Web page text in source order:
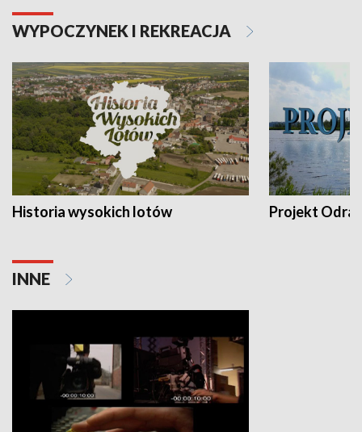
WYPOCZYNEK I REKREACJA
Historia wysokich lotów Projekt Odra
INNE